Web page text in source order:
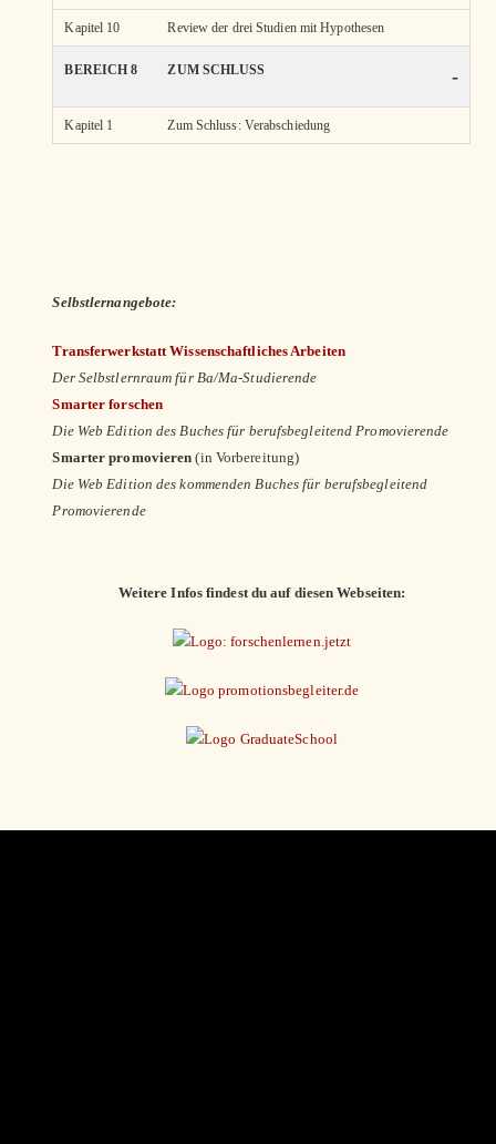
Kapitel 10 Review der drei Studien mit Hypothesen
BEREICH 8 ZUM SCHLUSS -
Kapitel 1 Zum Schluss: Verabschiedung
Selbstlernangebote:
Transferwerkstatt Wissenschaftliches Arbeiten
Der Selbstlernraum für Ba/Ma-Studierende
Smarter forschen
Die Web Edition des Buches für berufsbegleitend Promovierende
Smarter promovieren (in Vorbereitung)
Die Web Edition des kommenden Buches für berufsbegleitend
Promovierende
Weitere Infos findest du auf diesen Webseiten: